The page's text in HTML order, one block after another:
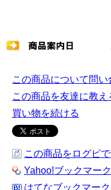
この商品について問い
この商品を友達に教え
買い物を続ける
この商品をログピで
Yahoo!ブックマー
はてなブックマー